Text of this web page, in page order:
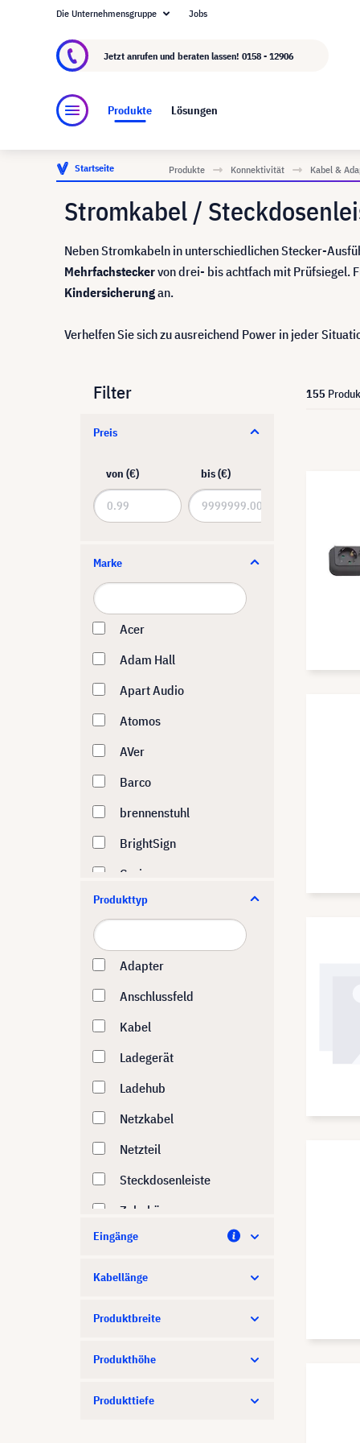
Über visunext.at
Die Unternehmensgruppe Jobs
Jetzt anrufen und beraten lassen! 0158 - 12906
Produkte Lösungen
Startseite Produkte Konnektivität Kabel &
Stromkabel /
Neben Stromkabeln in unterschiedlichen Stecker-
Mehrfachsteckervon drei- bis achtfach mit Prüfsiegel.
Kindersicherungan.
Verhelfen Sie sich zu ausreichend Power in jeder
Filter
Preis
von (€) bis (€)
Marke
Acer
Adam Hall
Apart Audio
Atomos
AVer
Barco
brennenstuhl
BrightSign
Casio
Catchbox
Crestron
deleyCON
Digitus
ELMO
Epson
Formcase
GUDE
HP
InLine
Jabra
Kindermann
LINDY
Logitech
Produkttyp
Adapter
Anschlussfeld
Kabel
Ladegerät
Ladehub
Netzkabel
Netzteil
Steckdosenleiste
Zubehör
Eingänge
Kabellänge
Produktbreite
Produkthöhe
Produkttiefe
155